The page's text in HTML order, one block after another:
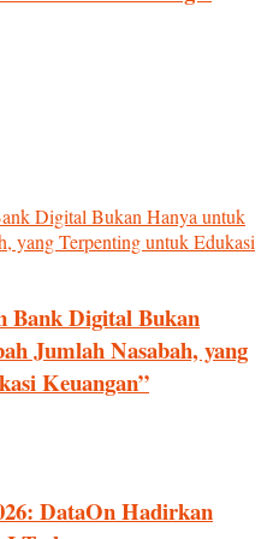
Bank Digital Bukan
Jumlah Nasabah, yang
Keuangan”
DataOn Hadirkan